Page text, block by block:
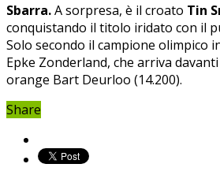
Sbarra.A sorpresa, è il croato Tin
conquistando il titolo iridato con il
Solo secondo il campione olimpico
Epke Zonderland, che arriva
orange Bart Deurloo (14.200).
Share